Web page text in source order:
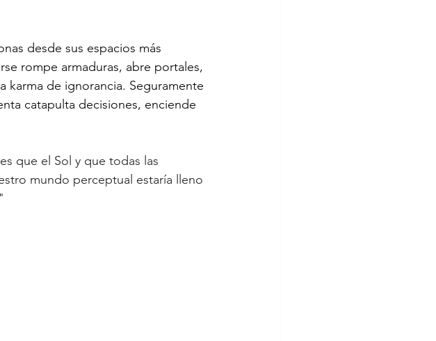
desde sus espacios más
rompe armaduras, abre portales,
karma de ignorancia. Seguramente
catapulta decisiones, enciende
que el Sol y que todas las
mundo perceptual estaría lleno